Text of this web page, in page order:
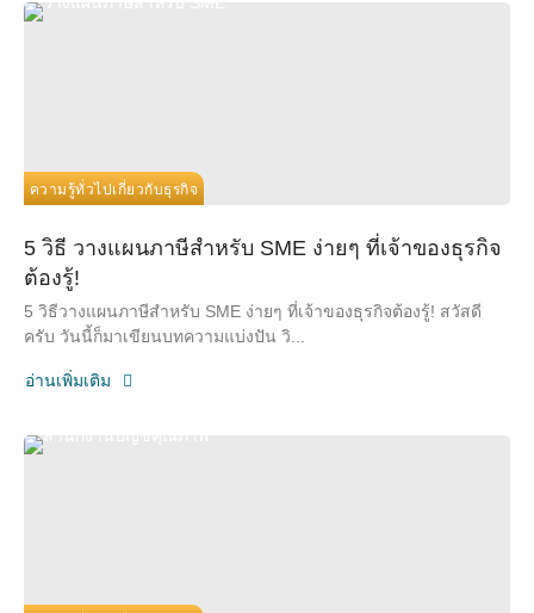
ความรู้ทั่วไปเกี่ยวกับธุรกิจ
5 วิธี วางแผนภาษีสำหรับ SME ง่ายๆ ที่เจ้าของธุรกิจ
ต้องรู้!
5 วิธีวางแผนภาษีสำหรับ SME ง่ายๆ ที่เจ้าของธุรกิจต้องรู้! สวัสดี
ครับ วันนี้ก็มาเขียนบทความแบ่งปัน วิ...
อ่านเพิ่มเติม